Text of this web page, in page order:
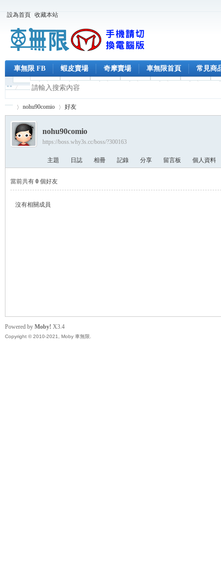
設為首頁 收藏本站
車無限 FB 蝦皮賣場 奇摩賣場 車無限首頁 常見商
›
nohu90comio 好友
nohu90comio
https://boss.why3s.cc/boss/?300163
主題 日誌 相冊 記錄 分享 留言板 個人資料
當前共有 0 個好友
沒有相關成員
Powered by Moby! X3.4
Copyright © 2010-2021, Moby 車無限.